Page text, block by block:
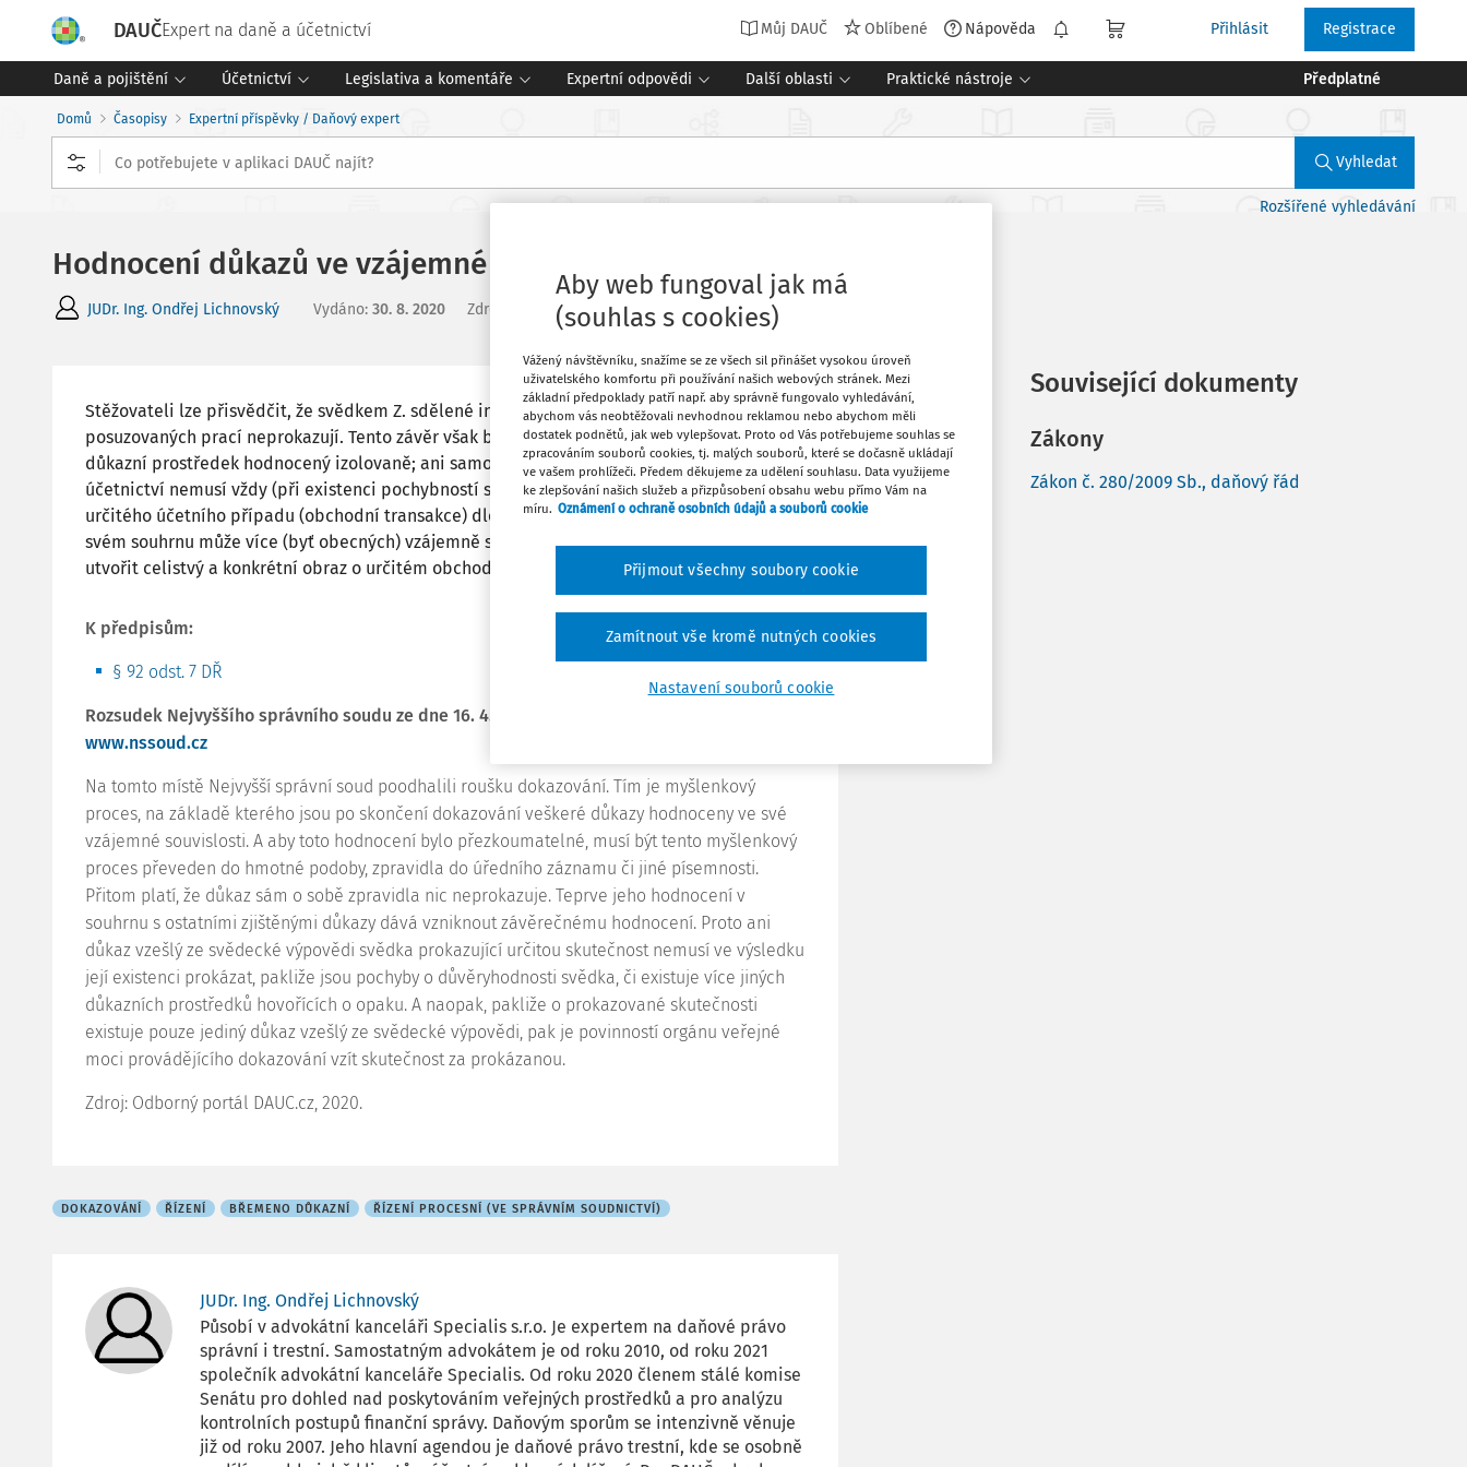
DAUČExpert na daně a účetnictví Můj DAUČ Oblíbené Nápověda Přihlásit Registrace
Daně a pojištění Účetnictví Legislativa a komentáře Expertní odpovědi Další oblasti Praktické nástroje Předplatné
Domů Časopisy Expertní příspěvky / Daňový expert
Vyhledat
Rozšířené vyhledávání
Hodnocení důkazů ve vzájemné souvislosti
JUDr. Ing. Ondřej Lichnovský Vydáno: 30. 8. 2020 Zdroj Expertní příspěvky 2 minuty čtení
Stěžovateli lze přisvědčit, že svědkem Z. sdělené informace samy o sobě provedení
posuzovaných prací neprokazují. Tento závěr však bude v zásadě platit pro jakýkoli
důkazní prostředek hodnocený izolovaně; ani samostatně předložená faktura, či záznam v
účetnictví nemusí vždy (při existenci pochybností správce daně) prokázat uskutečnění
určitého účetního případu (obchodní transakce) dle tvrzení daňového subjektu. Teprve ve
svém souhrnu může více (byť obecných) vzájemně se doplňujících důkazních prostředků
utvořit celistvý a konkrétní obraz o určitém obchodním případu.
K předpisům:
§ 92 odst. 7 DŘ
Rozsudek Nejvyššího správního soudu ze dne 16. 4. 2020, sp. zn.
www.nssoud.cz
Na tomto místě Nejvyšší správní soud poodhalili roušku dokazování. Tím je myšlenkový
proces, na základě kterého jsou po skončení dokazování veškeré důkazy hodnoceny ve své
vzájemné souvislosti. A aby toto hodnocení bylo přezkoumatelné, musí být tento myšlenkový
proces převeden do hmotné podoby, zpravidla do úředního záznamu či jiné písemnosti.
Přitom platí, že důkaz sám o sobě zpravidla nic neprokazuje. Teprve jeho hodnocení v
souhrnu s ostatními zjištěnými důkazy dává vzniknout závěrečnému hodnocení. Proto ani
důkaz vzešlý ze svědecké výpovědi svědka prokazující určitou skutečnost nemusí ve výsledku
její existenci prokázat, pakliže jsou pochyby o důvěryhodnosti svědka, či existuje více jiných
důkazních prostředků hovořících o opaku. A naopak, pakliže o prokazované skutečnosti
existuje pouze jediný důkaz vzešlý ze svědecké výpovědi, pak je povinností orgánu veřejné
moci provádějícího dokazování vzít skutečnost za prokázanou.
Zdroj: Odborný portál DAUC.cz, 2020.
DOKAZOVÁNÍ ŘÍZENÍ BŘEMENO DŮKAZNÍ ŘÍZENÍ PROCESNÍ (VE SPRÁVNÍM SOUDNICTVÍ)
JUDr. Ing. Ondřej Lichnovský
Působí v advokátní kanceláři Specialis s.r.o. Je expertem na daňové právo
správní i trestní. Samostatným advokátem je od roku 2010, od roku 2021
společník advokátní kanceláře Specialis. Od roku 2020 členem stálé komise
Senátu pro dohled nad poskytováním veřejných prostředků a pro analýzu
kontrolních postupů finanční správy. Daňovým sporům se intenzivně věnuje
již od roku 2007. Jeho hlavní agendou je daňové právo trestní, kde se osobně
Oblíbené
Stáhnout
Související dokumenty
Zákony
Zákon č. 280/2009 Sb., daňový řád
Aby web fungoval jak má
(souhlas s cookies)
Vážený návštěvníku, snažíme se ze všech sil přinášet vysokou úroveň
uživatelského komfortu při používání našich webových stránek. Mezi
základní předpoklady patří např. aby správně fungovalo vyhledávání,
abychom vás neobtěžovali nevhodnou reklamou nebo abychom měli
dostatek podnětů, jak web vylepšovat. Proto od Vás potřebujeme souhlas se
zpracováním souborů cookies, tj. malých souborů, které se dočasně ukládají
ve vašem prohlížeči. Předem děkujeme za udělení souhlasu. Data využijeme
ke zlepšování našich služeb a přizpůsobení obsahu webu přímo Vám na
míru. Oznámení o ochraně osobních údajů a souborů cookie
Nastavení souborů cookie
Zamítnout vše kromě nutných cookies
Přijmout všechny soubory cookie